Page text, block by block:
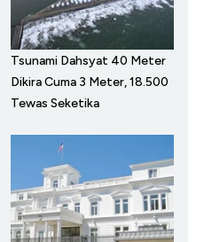
Tsunami Dahsyat 40 Meter
Dikira Cuma 3 Meter, 18.500
Tewas Seketika